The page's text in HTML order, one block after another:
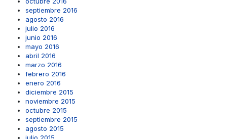
septiembre 2016
agosto 2016
julio 2016
junio 2016
mayo 2016
abril 2016
marzo 2016
febrero 2016
enero 2016
diciembre 2015
noviembre 2015
octubre 2015
septiembre 2015
agosto 2015